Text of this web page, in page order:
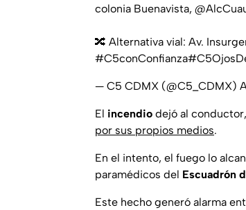
colonia Buenavista,
🔀 Alternativa vial: Av.
#C5conConfianza
— C5 CDMX (@C5_CDMX)
El incendio dejó al
por sus propios medios.
En el intento, el fuego lo
paramédicos del Escuadrón
Este hecho generó alarma